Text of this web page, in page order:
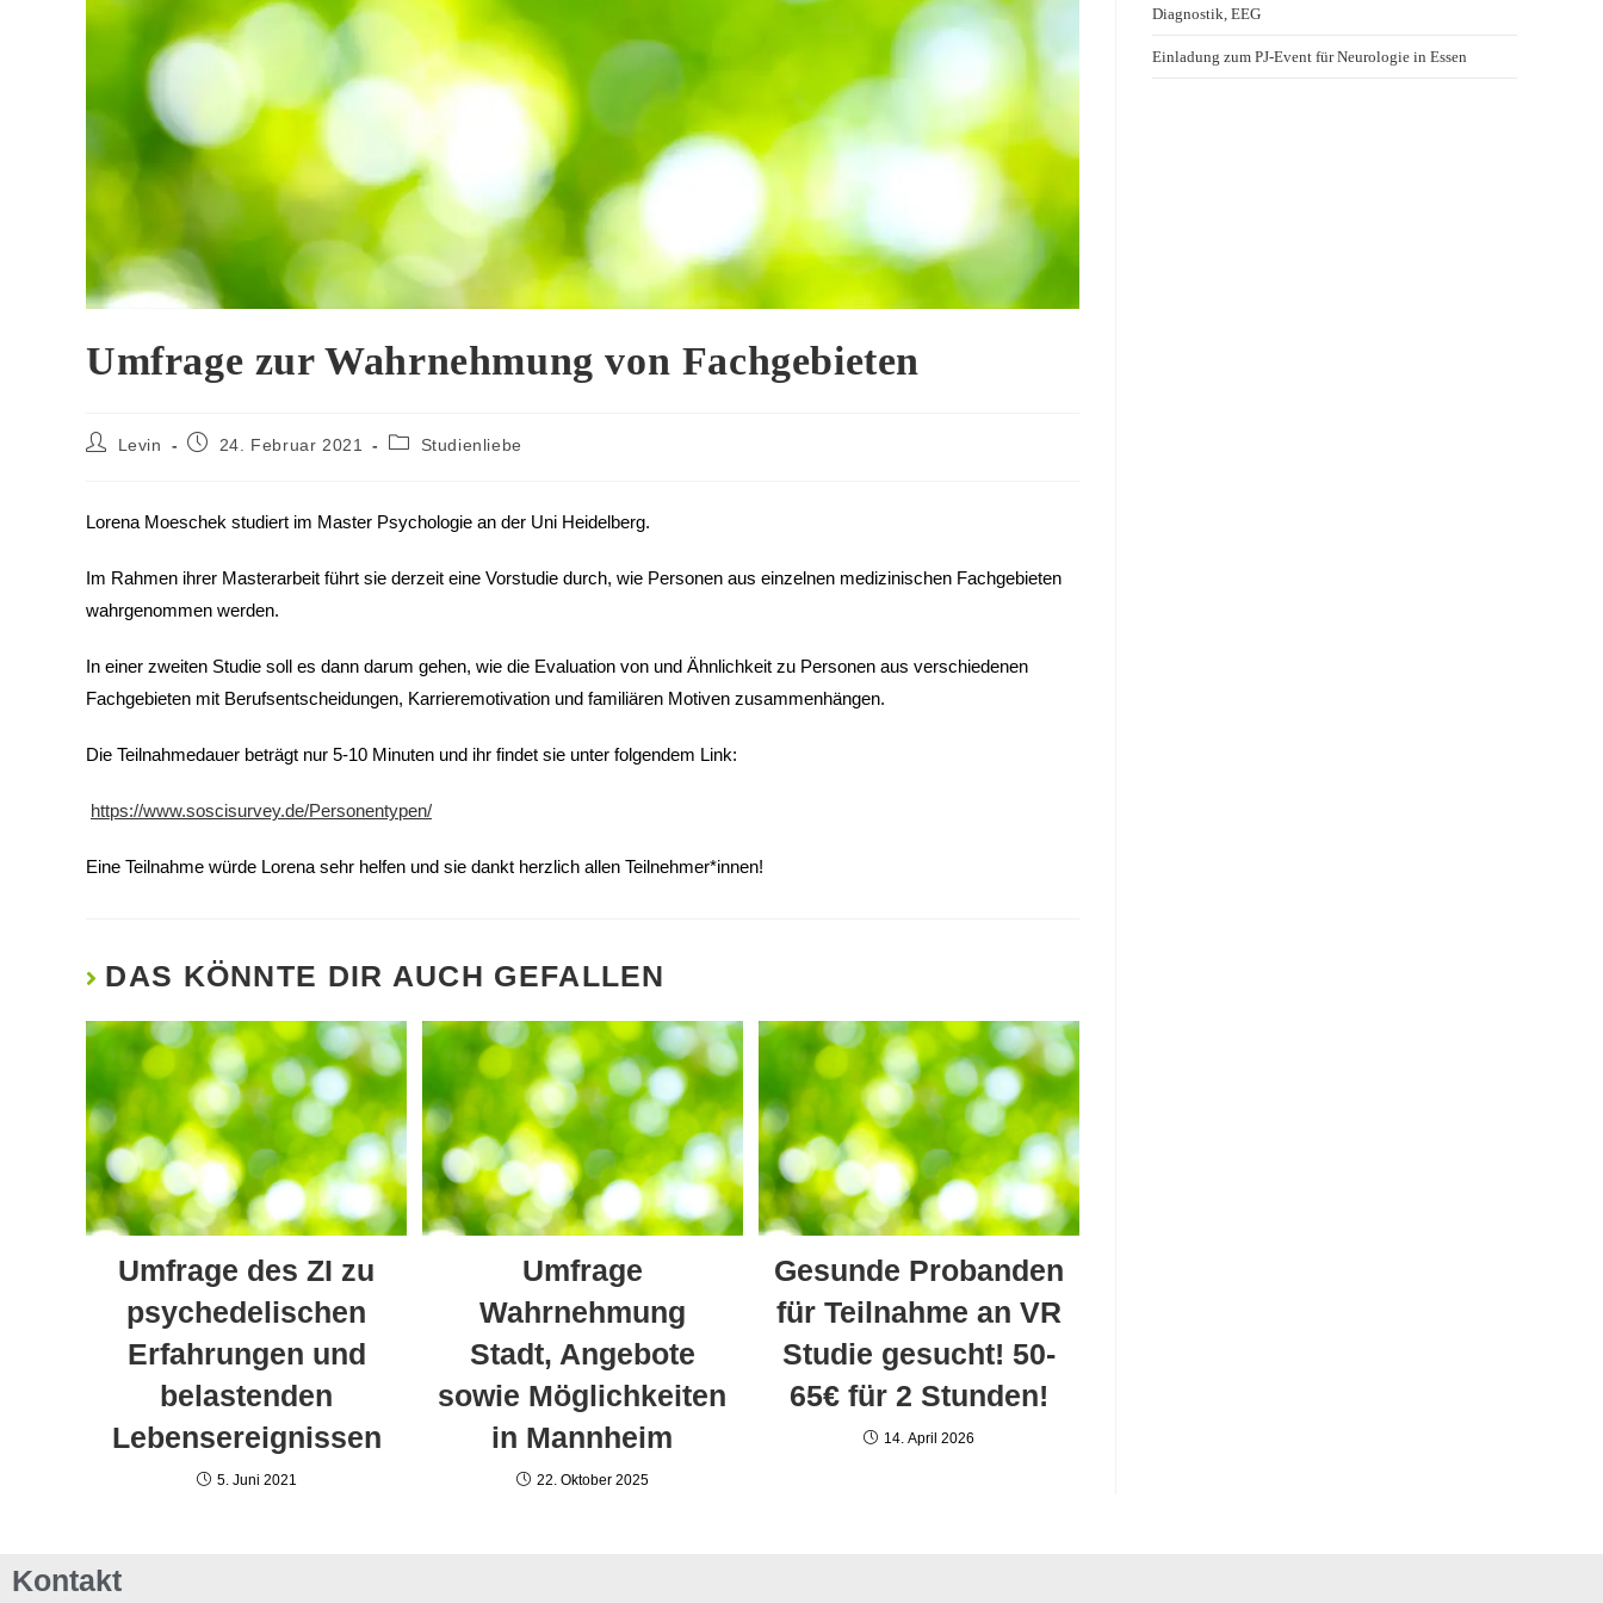
Umfrage zur Wahrnehmung von Fachgebieten
Levin 24. Februar 2021 Studienliebe
Lorena Moeschek studiert im Master Psychologie an der Uni Heidelberg.
Im Rahmen ihrer Masterarbeit führt sie derzeit eine Vorstudie durch, wie Personen aus einzelnen medizinischen Fachgebieten
wahrgenommen werden.
In einer zweiten Studie soll es dann darum gehen, wie die Evaluation von und Ähnlichkeit zu Personen aus verschiedenen
Fachgebieten mit Berufsentscheidungen, Karrieremotivation und familiären Motiven zusammenhängen.
Die Teilnahmedauer beträgt nur 5-10 Minuten und ihr findet sie unter folgendem Link:
https://www.soscisurvey.de/Personentypen/
Eine Teilnahme würde Lorena sehr helfen und sie dankt herzlich allen Teilnehmer*innen!
DAS KÖNNTE DIR AUCH GEFALLEN
Umfrage des ZI zu
psychedelischen
Erfahrungen und
belastenden
Lebensereignissen
5. Juni 2021
Umfrage
Wahrnehmung
Stadt, Angebote
sowie Möglichkeiten
in Mannheim
22. Oktober 2025
Gesunde Probanden
für Teilnahme an VR
Studie gesucht! 50-
65€ für 2 Stunden!
14. April 2026
Diagnostik, EEG
Einladung zum PJ-Event für Neurologie in Essen
Kontakt